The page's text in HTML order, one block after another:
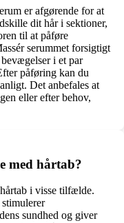
er afgørende for at
dit hår i sektioner,
til at påføre
serummet forsigtigt
i et par
påføring kan du
Det anbefales at
eller efter behov,
med hårtab?
i visse tilfælde.
sundhed og giver